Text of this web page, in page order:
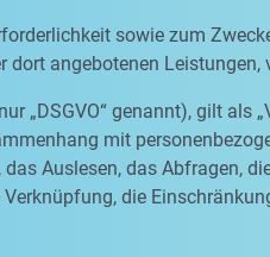
sowie zum
angebotenen Leistungen,
„DSGVO“ genannt), gilt als
mit
Auslesen, das Abfragen,
die